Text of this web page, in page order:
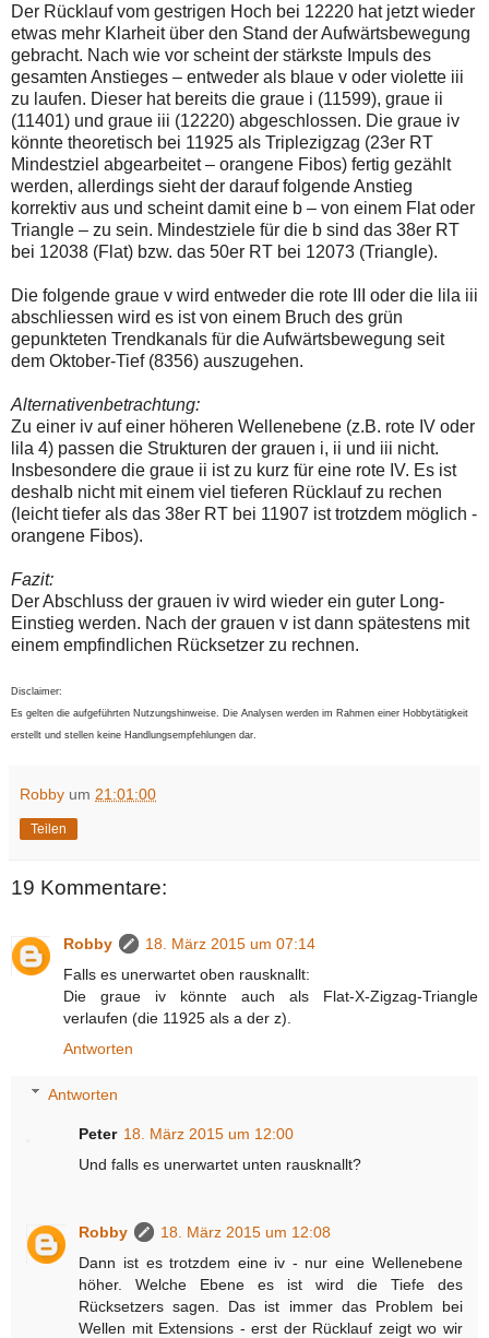
auch
Verstösse
gegen
die
Netiquette
oder
ein
Missbrauch
der
Kommentarfunktion
sein.
Bitte
überprüfen
Sie
Ihre
oder
Ihre
Internetverbindung
und
versuchen
zu
einem
späteren
Zeitpunkt
noch
einmal.
Sollte
das
Problem
bitte
ich
um
Kontaktaufnahme
per
robbys-
elliottwellen@online.de.
zur
Problems
die
auf
der
wallstreet-
online.de
verfügbar.
Alternativ
die
Post
auch
auf
der
Plattform
wallstreet-
online.de
verfügbar.
Der Rücklauf vom gestrigen Hoch bei 12220 hat jetzt wieder
etwas mehr Klarheit über den Stand der Aufwärtsbewegung
gebracht. Nach wie vor scheint der stärkste Impuls des
gesamten Anstieges – entweder als blaue v oder violette iii
zu laufen. Dieser hat bereits die graue i (11599), graue ii
(11401) und graue iii (12220) abgeschlossen. Die graue iv
könnte theoretisch bei 11925 als Triplezigzag (23er RT
Mindestziel abgearbeitet – orangene Fibos) fertig gezählt
werden, allerdings sieht der darauf folgende Anstieg
korrektiv aus und scheint damit eine b – von einem Flat oder
Triangle – zu sein. Mindestziele für die b sind das 38er RT
bei 12038 (Flat) bzw. das 50er RT bei 12073 (Triangle).
Die folgende graue v wird entweder die rote III oder die lila iii
abschliessen wird es ist von einem Bruch des grün
gepunkteten Trendkanals für die Aufwärtsbewegung seit
dem Oktober-Tief (8356) auszugehen.
Alternativenbetrachtung:
Zu einer iv auf einer höheren Wellenebene (z.B. rote IV oder
lila 4) passen die Strukturen der grauen i, ii und iii nicht.
Insbesondere die graue ii ist zu kurz für eine rote IV. Es ist
deshalb nicht mit einem viel tieferen Rücklauf zu rechen
(leicht tiefer als das 38er RT bei 11907 ist trotzdem möglich -
orangene Fibos).
Fazit:
Der Abschluss der grauen iv wird wieder ein guter Long-
Einstieg werden. Nach der grauen v ist dann spätestens mit
einem empfindlichen Rücksetzer zu rechnen.
Disclaimer:
Es gelten die aufgeführten Nutzungshinweise. Die Analysen werden im Rahmen einer Hobbytätigkeit
erstellt und stellen keine Handlungsempfehlungen dar.
Robby um 21:01:00
Teilen
19 Kommentare:
Robby
18. März 2015 um 07:14
Falls es unerwartet oben rausknallt:
Die graue iv könnte auch als Flat-X-Zigzag-Triangle
verlaufen (die 11925 als a der z).
Antworten
Antworten
Peter 18. März 2015 um 12:00
Und falls es unerwartet unten rausknallt?
Robby
18. März 2015 um 12:08
Dann ist es trotzdem eine iv - nur eine Wellenebene
höher. Welche Ebene es ist wird die Tiefe des
Rücksetzers sagen. Das ist immer das Problem bei
Wellen mit Extensions - erst der Rücklauf zeigt wo wir